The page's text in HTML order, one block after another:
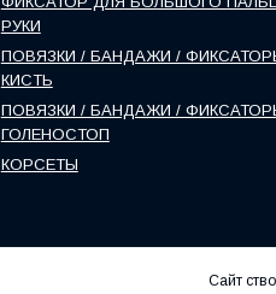
РУКИ
ПОВЯЗКИ / БАНДАЖИ /
КИСТЬ
ПОВЯЗКИ / БАНДАЖИ /
ГОЛЕНОСТОП
КОРСЕТЫ
Сайт